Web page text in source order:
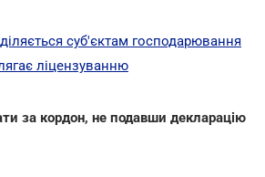
суб'єктам господарювання
ліцензуванню
за кордон, не подавши декларацію